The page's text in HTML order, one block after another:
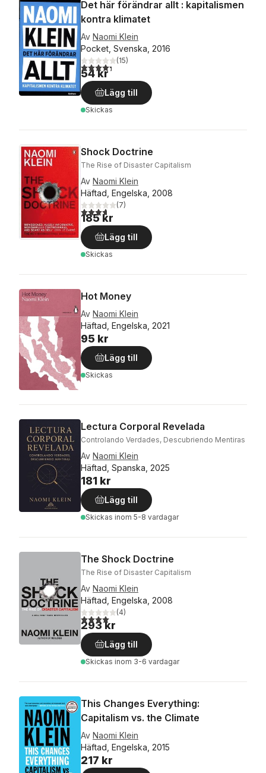
Det här förändrar allt : kapitalismen
kontra klimatet
Av Naomi Klein
Pocket, Svenska, 2016
4,3utav 5 stjärnor. Totalt antal röster:
(15)
54 kr
Lägg till
Skickas
Shock Doctrine
The Rise of Disaster Capitalism
Av Naomi Klein
Häftad, Engelska, 2008
3,7utav 5 stjärnor. Totalt antal röster:
(7)
185 kr
Lägg till
Skickas
Hot Money
Av Naomi Klein
Häftad, Engelska, 2021
95 kr
Lägg till
Skickas
Lectura Corporal Revelada
Controlando Verdades, Descubriendo Mentiras
Av Naomi Klein
Häftad, Spanska, 2025
181 kr
Lägg till
Skickas inom 5-8 vardagar
The Shock Doctrine
The Rise of Disaster Capitalism
Av Naomi Klein
Häftad, Engelska, 2008
4,0utav 5 stjärnor. Totalt antal röster:
(4)
293 kr
Lägg till
Skickas inom 3-6 vardagar
This Changes Everything:
Capitalism vs. the Climate
Av Naomi Klein
Häftad, Engelska, 2015
217 kr